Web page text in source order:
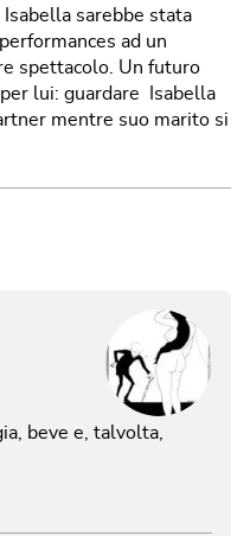
sarebbe stata
ad un
spettacolo. Un futuro
lui: guardare Isabella
mentre suo marito si
beve e, talvolta,